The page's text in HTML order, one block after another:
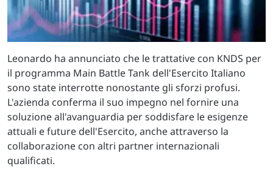
Leonardo ha annunciato che le trattative con KNDS per
il programma Main Battle Tank dell'Esercito Italiano
sono state interrotte nonostante gli sforzi profusi.
L'azienda conferma il suo impegno nel fornire una
soluzione all'avanguardia per soddisfare le esigenze
attuali e future dell'Esercito, anche attraverso la
collaborazione con altri partner internazionali
qualificati.